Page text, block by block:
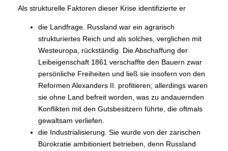
Als strukturelle Faktoren dieser Krise identifizierte er
die Landfrage. Russland war ein agrarisch
strukturiertes Reich und als solches, verglichen mit
Westeuropa, rückständig. Die Abschaffung der
Leibeigenschaft 1861 verschaffte den Bauern zwar
persönliche Freiheiten und ließ sie insofern von den
Reformen Alexanders II. profitieren; allerdings waren
sie ohne Land befreit worden, was zu andauernden
Konflikten mit den Gutsbesitzern führte, die oftmals
gewaltsam verliefen.
die Industrialisierung. Sie wurde von der zarischen
Bürokratie ambitioniert betrieben, denn Russland